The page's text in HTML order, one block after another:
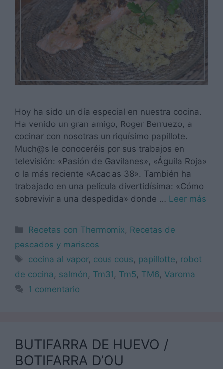
Hoy ha sido un día especial en nuestra cocina.
Ha venido un gran amigo, Roger Berruezo, a
cocinar con nosotras un riquísimo papillote.
Much@s le conoceréis por sus trabajos en
televisión: «Pasión de Gavilanes», «Águila Roja»
o la más reciente «Acacias 38». También ha
trabajado en una película divertidísima: «Cómo
sobrevivir a una despedida» donde … Leer más
Categorías
Recetas con Thermomix, Recetas de
pescados y mariscos
Etiquetas
cocina al vapor, cous cous, papillotte, robot
de cocina , salmón, Tm31, Tm5, TM6, Varoma
1 comentario
BUTIFARRA DE HUEVO /
BOTIFARRA D’OU